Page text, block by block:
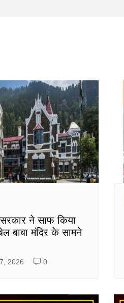
सरकार ने साफ किया
बाबा मंदिर के सामने
2026 0